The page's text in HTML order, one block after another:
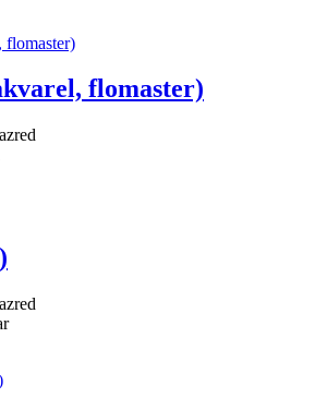
flomaster)